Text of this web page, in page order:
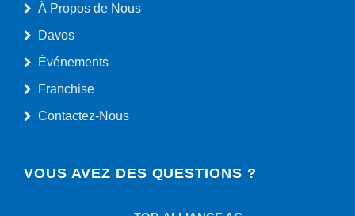
À Propos de Nous
Davos
Événements
Franchise
Contactez-Nous
VOUS AVEZ DES QUESTIONS ?